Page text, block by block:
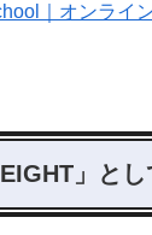
｜オンライ
EIGHT」と